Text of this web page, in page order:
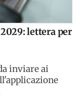
lettera per
inviare ai